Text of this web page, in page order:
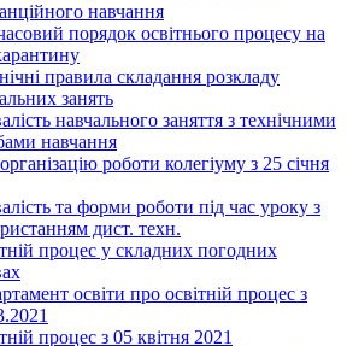
навчання
порядок освітнього процесу на
правила складання розкладу
занять
навчального заняття з технічними
навчання
роботи колегіуму з 25 січня
та форми роботи під час уроку з
дист. техн.
процес у складних погодних
освіти про освітній процес з
процес з 05 квітня 2021